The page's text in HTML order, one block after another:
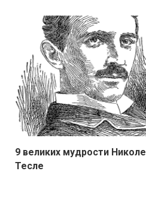
9 великих мудрости Николе
Тесле